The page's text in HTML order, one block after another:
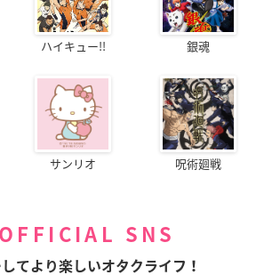
ハイキュー!! 銀魂
サンリオ 呪術廻戦
OFFICIAL SNS
てより楽しいオタクライフ！